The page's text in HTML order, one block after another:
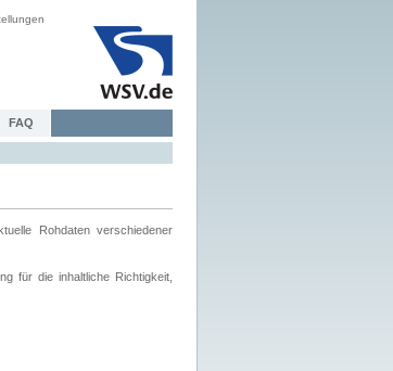
FAQ
Rohdaten verschiedener
für die inhaltliche Richtigkeit,